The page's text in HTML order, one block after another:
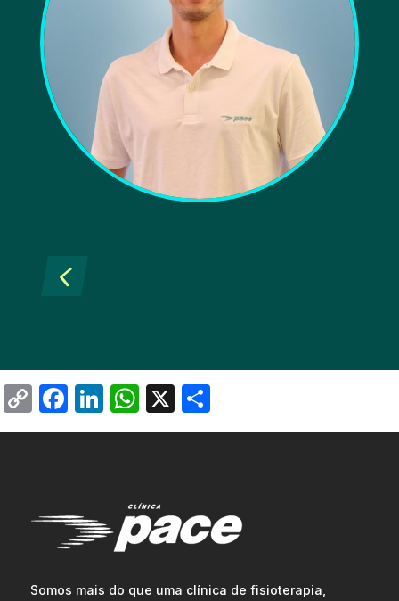
4
Copy
Link
Facebook
LinkedIn
WhatsApp
X
Somos mais do que uma clínica de fisioterapia,